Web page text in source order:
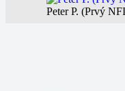
Peter P. (Prvý